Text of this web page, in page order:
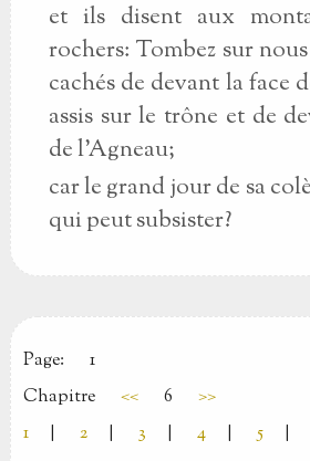
et ils disent aux
rochers: Tombez sur
cachés de devant la face
assis sur le trône et de
de l’Agneau;
car le grand jour de sa
qui peut subsister?
Page:
1
Chapitre
<< 6
>>
1
2 3 4 5